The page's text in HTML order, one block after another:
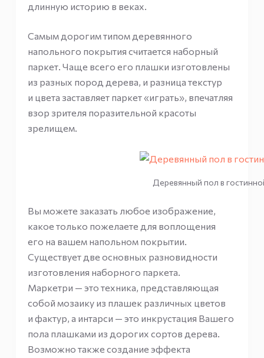
длинную историю в веках.
Самым дорогим типом деревянного
напольного покрытия считается наборный
паркет. Чаще всего его плашки изготовлены
из разных пород дерева, и разница текстур
и цвета заставляет паркет «играть», впечатляя
взор зрителя поразительной красоты
зрелищем.
Деревянный пол в
Вы можете заказать любое изображение,
какое только пожелаете для воплощения
его на вашем напольном покрытии.
Существует две основных разновидности
изготовления наборного паркета.
Маркетри — это техника, представляющая
собой мозаику из плашек различных цветов
и фактур, а интарси — это инкрустация Вашего
пола плашками из дорогих сортов дерева.
Возможно также создание эффекта